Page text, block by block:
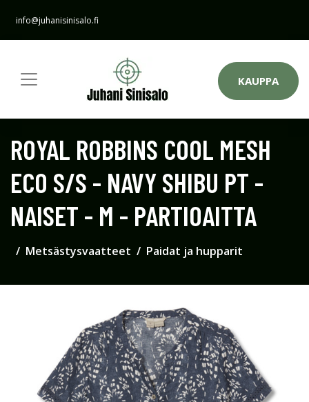
info@juhanisinisalo.fi
KAUPPA
ROYAL ROBBINS COOL MESH
ECO S/S - NAVY SHIBU PT -
NAISET - M - PARTIOAITTA
Metsästysvaatteet Paidat ja hupparit